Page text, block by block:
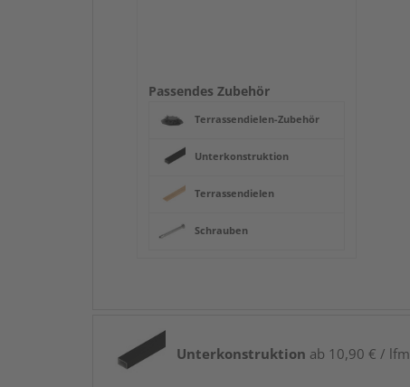
Passendes Zubehör
Terrassendielen-Zubehör
Unterkonstruktion
Terrassendielen
Schrauben
Unterkonstruktion ab 10,90 € / lfm